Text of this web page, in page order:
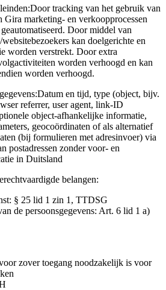
Door tracking van het gebruik van
Gira marketing- en verkoopprocessen
Door middel van
kan doelgerichte en
worden verstrekt. Door extra
worden verhoogd en kan
worden verhoogd.
Datum en tijd, type (object, bijv.
referrer, user agent, link-ID
object-afhankelijke informatie,
geocoördinaten of als alternatief
(bij formulieren met adresinvoer) via
postadressen zonder voor- en
in Duitsland
belangen:
§ 25 lid 1 zin 1, TTDSG
de persoonsgegevens: Art. 6 lid 1 a)
zover toegang noodzakelijk is voor